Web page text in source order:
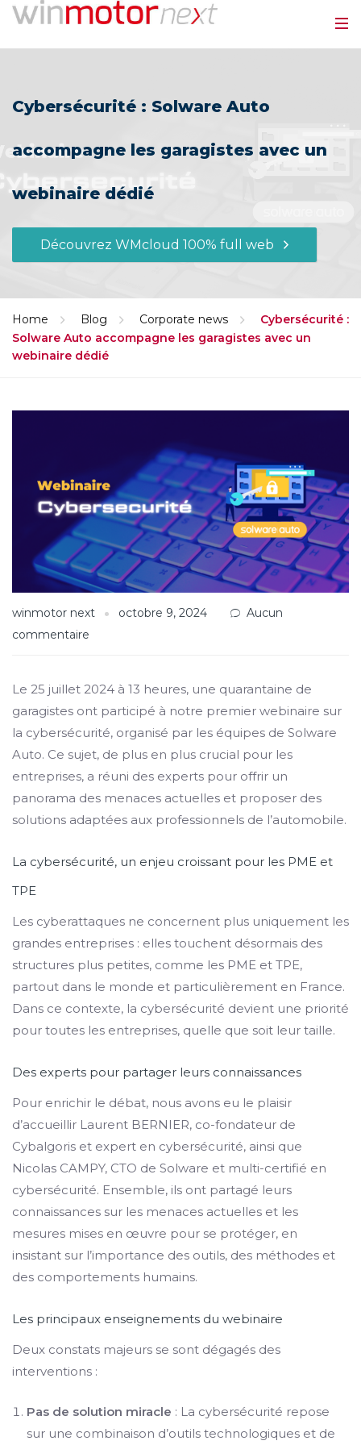
Cybersécurité : Solware Auto
accompagne les garagistes avec un
webinaire dédié
Découvrez WMcloud 100% full web
Home Blog Corporate news
Cybersécurité :
Solware Auto accompagne les garagistes avec un
webinaire dédié
winmotor next octobre 9, 2024
Aucun
commentaire
Le 25 juillet 2024 à 13 heures, une quarantaine de
garagistes ont participé à notre premier webinaire sur
la cybersécurité, organisé par les équipes de Solware
Auto. Ce sujet, de plus en plus crucial pour les
entreprises, a réuni des experts pour offrir un
panorama des menaces actuelles et proposer des
solutions adaptées aux professionnels de l’automobile.
La cybersécurité, un enjeu croissant pour les PME et
TPE
Les cyberattaques ne concernent plus uniquement les
grandes entreprises : elles touchent désormais des
structures plus petites, comme les PME et TPE,
partout dans le monde et particulièrement en France.
Dans ce contexte, la cybersécurité devient une priorité
pour toutes les entreprises, quelle que soit leur taille.
Des experts pour partager leurs connaissances
Pour enrichir le débat, nous avons eu le plaisir
d’accueillir Laurent BERNIER, co-fondateur de
Cybalgoris et expert en cybersécurité, ainsi que
Nicolas CAMPY, CTO de Solware et multi-certifié en
cybersécurité. Ensemble, ils ont partagé leurs
connaissances sur les menaces actuelles et les
mesures mises en œuvre pour se protéger, en
insistant sur l’importance des outils, des méthodes et
des comportements humains.
Les principaux enseignements du webinaire
Deux constats majeurs se sont dégagés des
interventions :
Pas de solution miracle : La cybersécurité repose
sur une combinaison d’outils technologiques et de